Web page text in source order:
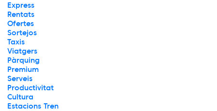
Express
Rentats
Ofertes
Sortejos
Taxis
Viatgers
Pàrquing
Premium
Serveis
Productivitat
Cultura
Estacions Tren